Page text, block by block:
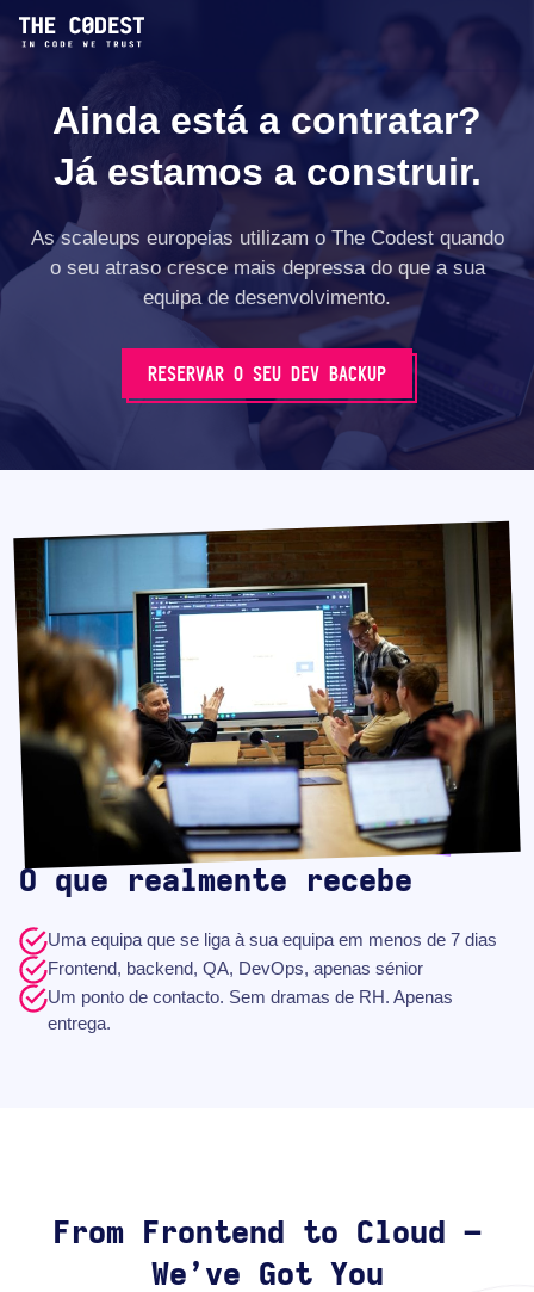
Ainda está a contratar?
Já estamos a construir.
As scaleups europeias utilizam o The Codest quando
o seu atraso cresce mais depressa do que a sua
equipa de desenvolvimento.
RESERVAR O SEU DEV BACKUP
O que realmente recebe
Uma equipa que se liga à sua equipa em menos de 7 dias
Frontend, backend, QA, DevOps, apenas sénior
Um ponto de contacto. Sem dramas de RH. Apenas
entrega.
From Frontend to Cloud –
We’ve Got You